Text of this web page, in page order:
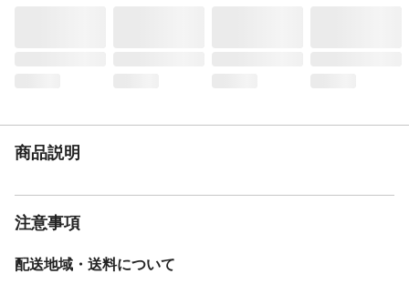
商品説明
注意事項
配送地域・送料について